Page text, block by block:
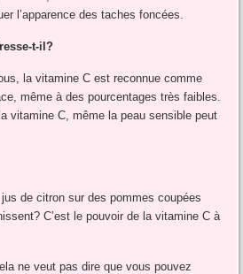
l’apparence des taches foncées.
t-il?
la vitamine C est reconnue comme
même à des pourcentages très faibles.
vitamine C, même la peau sensible peut
de citron sur des pommes coupées
C’est le pouvoir de la vitamine C à
ne veut pas dire que vous pouvez